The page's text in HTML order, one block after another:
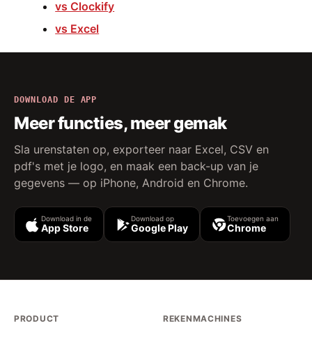
vs Clockify
vs Excel
DOWNLOAD DE APP
Meer functies, meer gemak
Sla urenstaten op, exporteer naar Excel, CSV en
pdf's met je logo, en maak een back-up van je
gegevens — op iPhone, Android en Chrome.
Download in de
App Store
Download op
Google Play
Toevoegen aan
Chrome
PRODUCT REKENMACHINES